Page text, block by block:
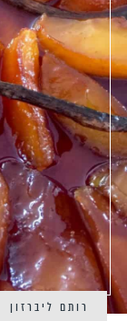
רותם ליברזון